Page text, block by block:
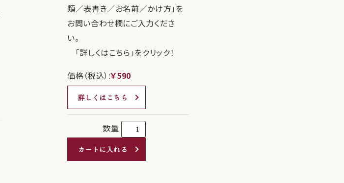
類／表書き／お名前／かけ方」を
お問い合わせ欄にご入力くださ
い。
「詳しくはこちら」をクリック！
価格（税込）:￥590
詳しくはこちら
数量
カートに入れる